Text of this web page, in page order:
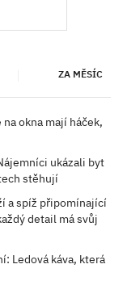
ZA MĚSÍC
okna mají háček,
ukázali byt
stěhují
a spíž připomínající
detail má svůj
Ledová káva, která